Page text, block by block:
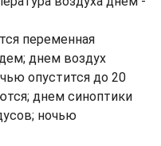
переменная
днем воздух
опустится до 20
днем синоптики
ночью